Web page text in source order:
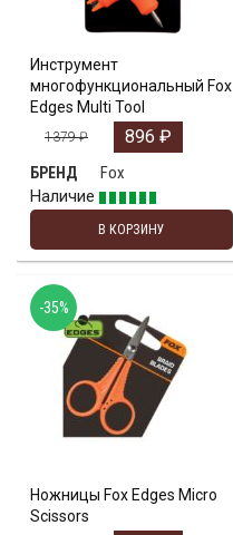
Инструмент
многофункциональный Fox
Edges Multi Tool
1379₽ 896 ₽
БРЕНД
Fox
Наличие
В КОРЗИНУ
Ножницы Fox Edges Micro
Scissors
-35%